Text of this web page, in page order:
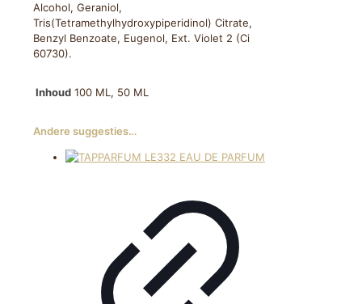
Alcohol, Geraniol,
Tris(Tetramethylhydroxypiperidinol) Citrate,
Benzyl Benzoate, Eugenol, Ext. Violet 2 (Ci
60730).
Inhoud 100 ML, 50 ML
Andere suggesties…